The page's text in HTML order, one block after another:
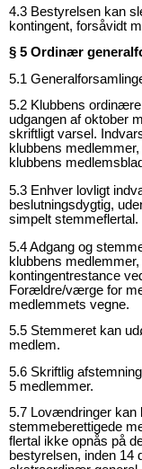
4.3 Bestyrelsen kan
kontingent, forsåvidt
§ 5 Ordinær
5.1
5.2 Klubbens
udgangen af oktober
skriftligt varsel.
klubbens
klubbens
5.3 Enhver lovligt
beslutningsdygtig,
simpelt stemmeflertal.
5.4Adgang og
klubbens
kontingentrestance
Forældre/værge for
medlemmets vegne.
5.5 Stemmeret kan
medlem.
5.6 Skriftlig
5 medlemmer.
5.7 Lovændringer kan
stemmeberettigede
flertal ikke opnås på
bestyrelsen, inden 14